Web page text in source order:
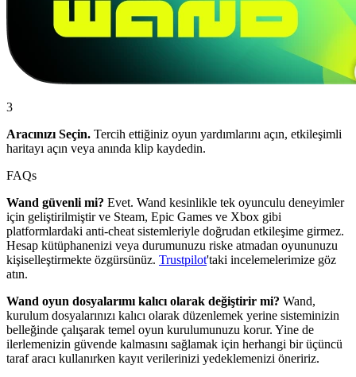
3
Aracınızı Seçin. Tercih ettiğiniz oyun yardımlarını açın, etkileşimli
haritayı açın veya anında klip kaydedin.
FAQs
Wand güvenli mi? Evet. Wand kesinlikle tek oyunculu deneyimler
için geliştirilmiştir ve Steam, Epic Games ve Xbox gibi
platformlardaki anti-cheat sistemleriyle doğrudan etkileşime girmez.
Hesap kütüphanenizi veya durumunuzu riske atmadan oyununuzu
kişiselleştirmekte özgürsünüz. Trustpilot'taki incelemelerimize göz
atın.
Wand oyun dosyalarımı kalıcı olarak değiştirir mi? Wand,
kurulum dosyalarınızı kalıcı olarak düzenlemek yerine sisteminizin
belleğinde çalışarak temel oyun kurulumunuzu korur. Yine de
ilerlemenizin güvende kalmasını sağlamak için herhangi bir üçüncü
taraf aracı kullanırken kayıt verilerinizi yedeklemenizi öneririz.